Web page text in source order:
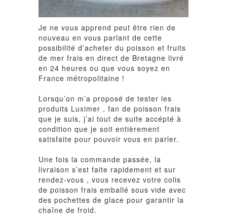
Je ne vous apprend peut être rien de
nouveau en vous parlant de cette
possibilité d’acheter du poisson et fruits
de mer frais en direct de Bretagne livré
en 24 heures ou que vous soyez en
France métropolitaine !
Lorsqu’on m’a proposé de tester les
produits Luximer , fan de poisson frais
que je suis, j’ai tout de suite accépté à
condition que je soit entièrement
satisfaite pour pouvoir vous en parler.
Une fois la commande passée, la
livraison s’est faite rapidement et sur
rendez-vous , vous recevez votre colis
de poisson frais emballé sous vide avec
des pochettes de glace pour garantir la
chaîne de froid.